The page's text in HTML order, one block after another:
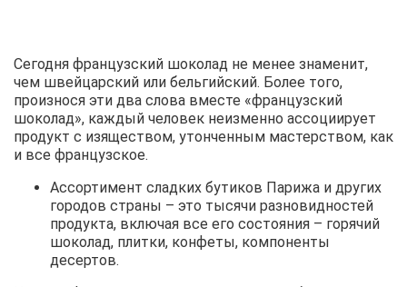
Сегодня французский шоколад не менее знаменит,
чем швейцарский или бельгийский. Более того,
произнося эти два слова вместе «французский
шоколад», каждый человек неизменно ассоциирует
продукт с изяществом, утонченным мастерством, как
и все французское.
Ассортимент сладких бутиков Парижа и других
городов страны – это тысячи разновидностей
продукта, включая все его состояния – горячий
шоколад, плитки, конфеты, компоненты
десертов.